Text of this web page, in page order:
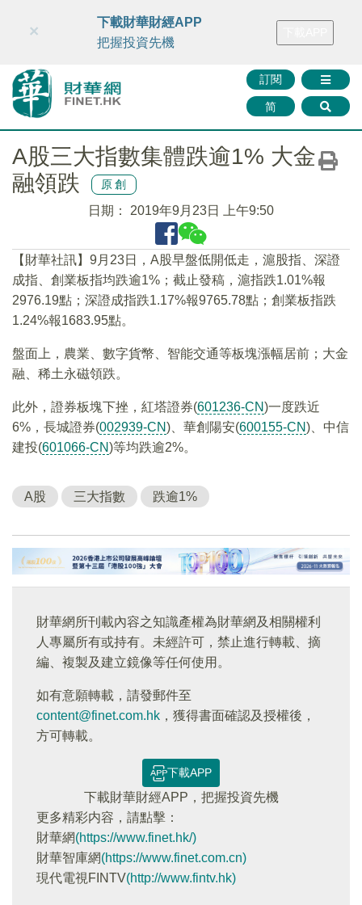
財華智庫網 FINTV FINMETA 財華證券 媒體矩陣
訂閱
简
×
下載財華財經APP
把握投資先機
A股三大指數集體跌逾1% 大金
融領跌
原創
日期： 2019年9月23日 上午9:50
【財華社訊】9月23日，A股早盤低開低走，滬股指、深證
成指、創業板指均跌逾1%；截止發稿，滬指跌1.01%報
2976.19點；深證成指跌1.17%報9765.78點；創業板指跌
1.24%報1683.95點。
盤面上，農業、數字貨幣、智能交通等板塊漲幅居前；大金
融、稀土永磁領跌。
此外，證券板塊下挫，紅塔證券(601236-CN)一度跌近
6%，長城證券(002939-CN)、華創陽安(600155-CN)、中信
建投(601066-CN)等均跌逾2%。
A股 三大指數 跌逾1%
財華網所刊載內容之知識產權為財華網及相關權利
人專屬所有或持有。未經許可，禁止進行轉載、摘
編、複製及建立鏡像等任何使用。
如有意願轉載，請發郵件至
content@finet.com.hk ，獲得書面確認及授權後，
方可轉載。
下載APP
下載財華財經APP，把握投資先機
更多精彩内容，請點擊：
財華網(https://www.finet.hk/)
財華智庫網(https://www.finet.com.cn)
現代電視FINTV(http://www.fintv.hk)